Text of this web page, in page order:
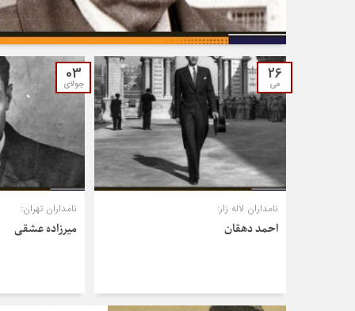
26
می
نامداران لاله زار:
احمد دهقان
03
جولای
نامداران تهران:
میرزاده عشقی